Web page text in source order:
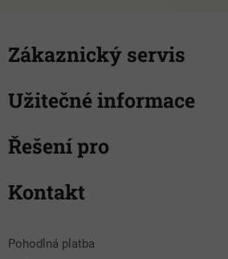
Zákaznický servis
Užitečné informace
Řešení pro
Kontakt
Pohodlná platba